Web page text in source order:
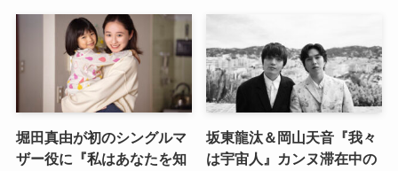
堀田真由が初のシングルマ
ザー役に『私はあなたを知
坂東龍汰＆岡山天音『我々
は宇宙人』カンヌ滞在中の